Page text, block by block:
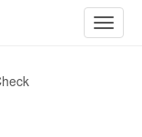
ein-/